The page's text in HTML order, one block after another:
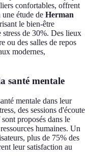
confortables, offrent
étude de Herman
le bien-être
de 30%. Des lieux
ou des salles de repos
modernes,
santé mentale
mentale dans leur
des sessions d'écoute
proposés dans le
humaines. Un
plus de 75% des
leur satisfaction au